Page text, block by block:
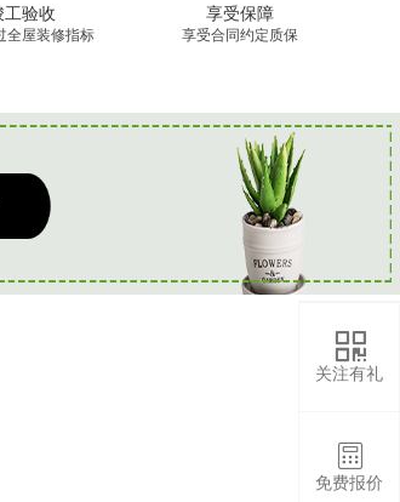
工验收
全屋装修指标
享受保障
享受合同约定质保

关注有礼

免费报价